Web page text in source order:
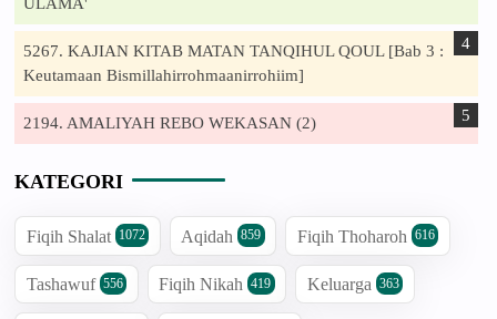
ULAMA'
5267. KAJIAN KITAB MATAN TANQIHUL QOUL [Bab 3 :
Keutamaan Bismillahirrohmaanirrohiim]
2194. AMALIYAH REBO WEKASAN (2)
KATEGORI
Fiqih Shalat 1072 Aqidah 859 Fiqih Thoharoh 616
Tashawuf 556 Fiqih Nikah 419 Keluarga 363